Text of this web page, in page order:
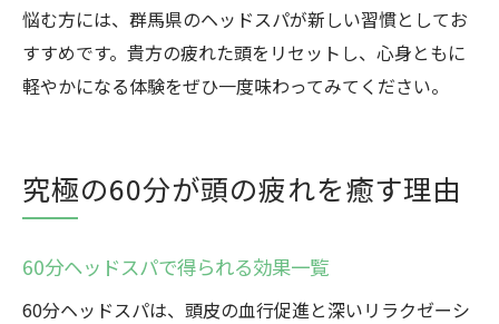
悩む方には、群馬県のヘッドスパが新しい習慣としてお
すすめです。貴方の疲れた頭をリセットし、心身ともに
軽やかになる体験をぜひ一度味わってみてください。
究極の60分が頭の疲れを癒す理由
60分ヘッドスパで得られる効果一覧
60分ヘッドスパは、頭皮の血行促進と深いリラクゼーシ